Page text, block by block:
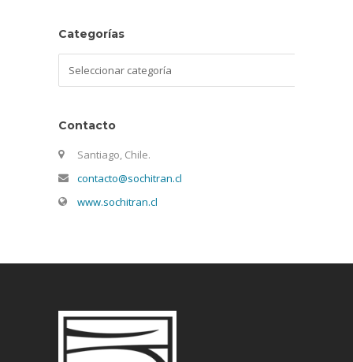
Categorías
Contacto
Santiago, Chile.
contacto@sochitran.cl
www.sochitran.cl